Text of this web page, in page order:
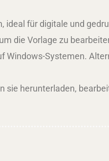
ideal für digitale und
die Vorlage zu
Windows-Systemen.
sie herunterladen,